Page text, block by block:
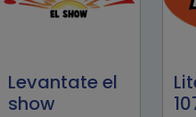
Levantate el
show